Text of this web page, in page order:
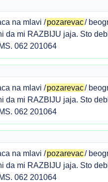
na mlavi /pozarevac/
da mi RAZBIJU jaja. Sto
062 201064
na mlavi /pozarevac/
da mi RAZBIJU jaja. Sto
062 201064
na mlavi /pozarevac/
da mi RAZBIJU jaja. Sto
062 201064